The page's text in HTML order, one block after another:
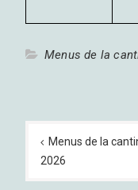
Menus de la
Navigation
de
l’article
Menus de la
2026